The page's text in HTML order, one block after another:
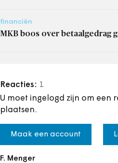
financiën
MKB boos over betaalgedrag
Reacties: 1
U moet ingelogd zijn om een
plaatsen.
Maak een account
F. Menger